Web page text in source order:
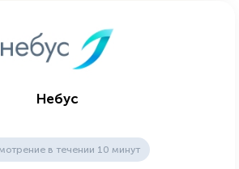
Небус
в течении 10 минут